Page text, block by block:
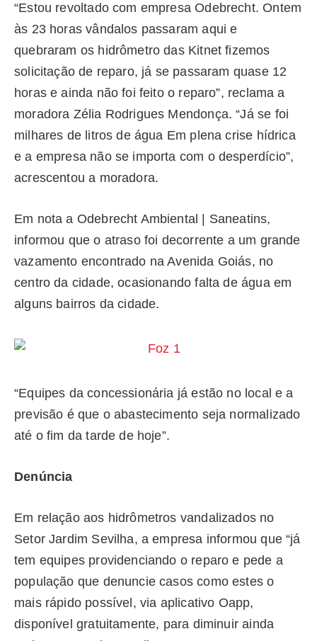
“Estou revoltado com empresa Odebrecht. Ontem
às 23 horas vândalos passaram aqui e
quebraram os hidrômetro das Kitnet fizemos
solicitação de reparo, já se passaram quase 12
horas e ainda não foi feito o reparo”, reclama a
moradora Zélia Rodrigues Mendonça. “Já se foi
milhares de litros de água Em plena crise hídrica
e a empresa não se importa com o desperdício”,
acrescentou a moradora.
Em nota a Odebrecht Ambiental | Saneatins,
informou que o atraso foi decorrente a um grande
vazamento encontrado na Avenida Goiás, no
centro da cidade, ocasionando falta de água em
alguns bairros da cidade.
“Equipes da concessionária já estão no local e a
previsão é que o abastecimento seja normalizado
até o fim da tarde de hoje”.
Denúncia
Em relação aos hidrômetros vandalizados no
Setor Jardim Sevilha, a empresa informou que “já
tem equipes providenciando o reparo e pede a
população que denuncie casos como estes o
mais rápido possível, via aplicativo Oapp,
disponível gratuitamente, para diminuir ainda